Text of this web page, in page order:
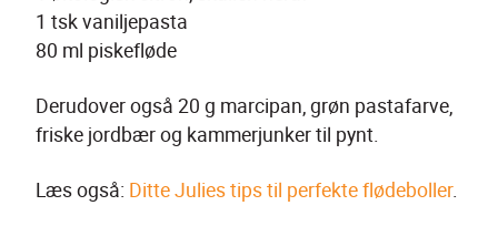
1 tsk vaniljepasta
80 ml piskefløde
Derudover også 20 g marcipan, grøn pastafarve,
friske jordbær og kammerjunker til pynt.
Læs også: Ditte Julies tips til perfekte flødeboller.